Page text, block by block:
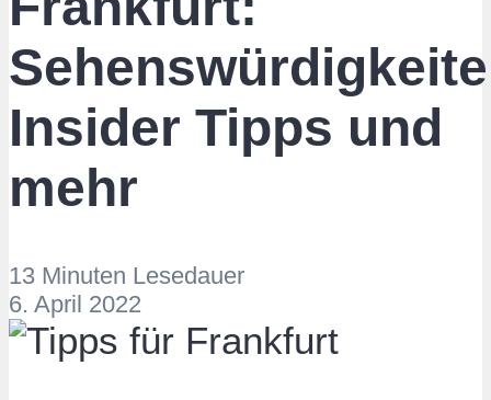
Insider Tipps und
mehr
13 Minuten Lesedauer
6. April 2022